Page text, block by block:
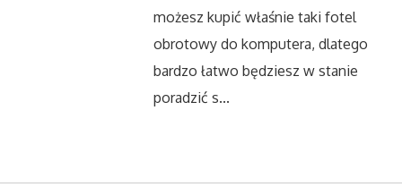
Oprogramowanie
Oprogramowanie
możesz kupić właśnie taki fotel
obrotowy do komputera, dlatego
bardzo łatwo będziesz w stanie
poradzić s...